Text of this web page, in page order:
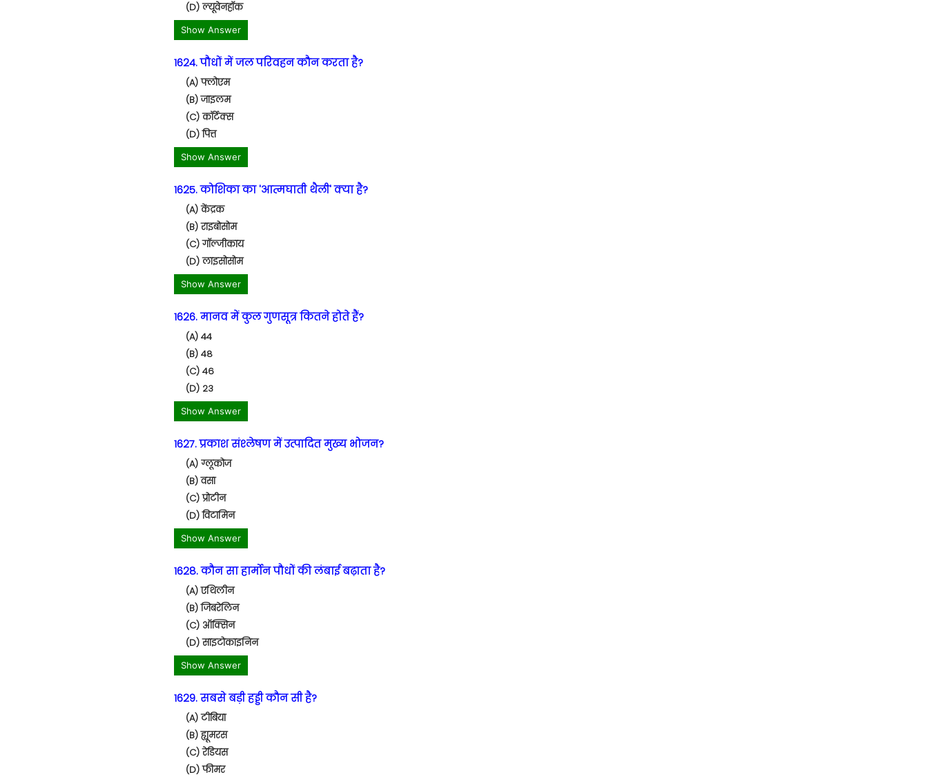
(D) ल्यूवेनहॉक
Show Answer
1624. पौधों में जल परिवहन कौन करता है?
(A) फ्लोएम
(B) जाइलम
(C) कॉर्टेक्स
(D) पित्त
Show Answer
1625. कोशिका का 'आत्मघाती थैली' क्या है?
(A) केंद्रक
(B) राइबोसोम
(C) गॉल्जीकाय
(D) लाइसोसोम
Show Answer
1626. मानव में कुल गुणसूत्र कितने होते हैं?
(A) 44
(B) 48
(C) 46
(D) 23
Show Answer
1627. प्रकाश संश्लेषण में उत्पादित मुख्य भोजन?
(A) ग्लूकोज
(B) वसा
(C) प्रोटीन
(D) विटामिन
Show Answer
1628. कौन सा हार्मोन पौधों की लंबाई बढ़ाता है?
(A) एथिलीन
(B) जिबरेलिन
(C) ऑक्सिन
(D) साइटोकाइनिन
Show Answer
1629. सबसे बड़ी हड्डी कौन सी है?
(A) टीबिया
(B) ह्यूमरस
(C) रेडियस
(D) फीमर